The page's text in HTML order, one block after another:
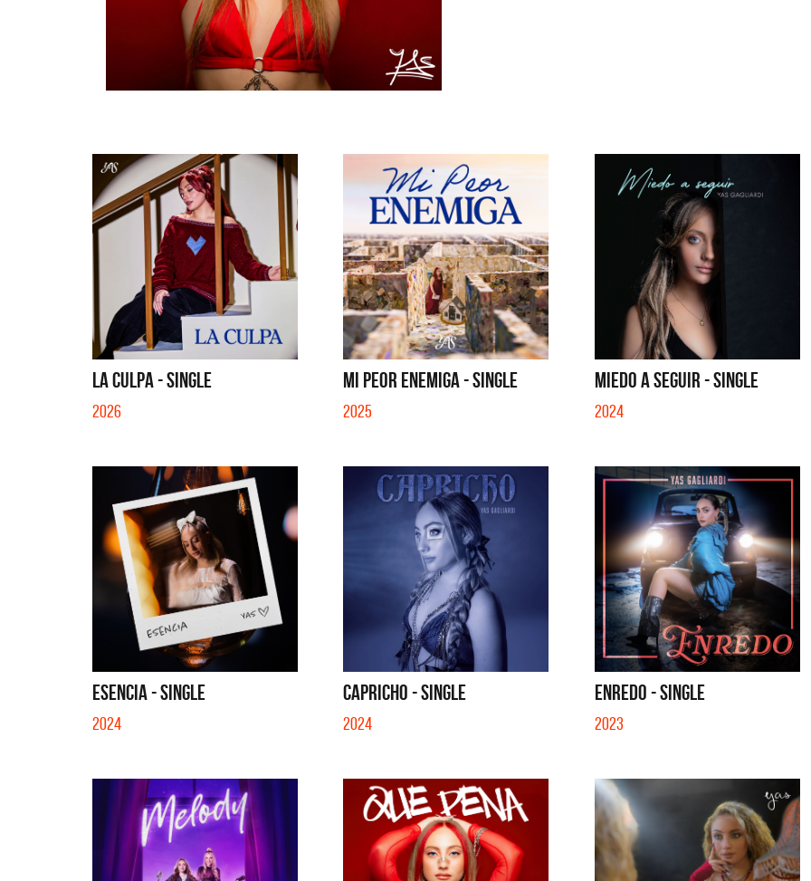
LA CULPA - SINGLE
2026
MI PEOR ENEMIGA - SINGLE
2025
MIEDO A SEGUIR - SINGLE
2024
ESENCIA - SINGLE
2024
CAPRICHO - SINGLE
2024
ENREDO - SINGLE
2023